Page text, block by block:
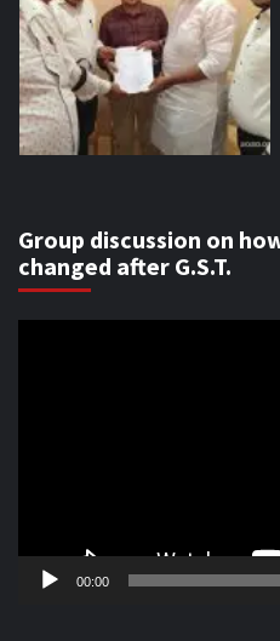
Group discussion on
changed after G.S.T.
00:00